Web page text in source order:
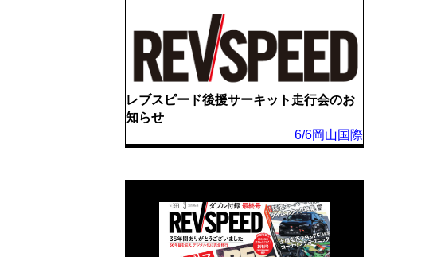
レブスピード後援サーキット走行会のお
知らせ
6/6岡山国際